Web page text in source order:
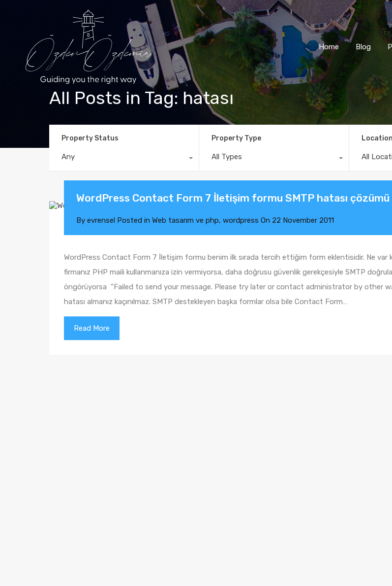
Home Blog
All Posts in Tag: hatası
Property Status
Any
Property Type
All Types
Location
All
WordPress Contact Form 7 İletişim formu SMTP hatası çözümü
By evrensel Posted in Web tasarım ve php, wordpress On 22 November 2011
WordPress Contact Form 7 İletişim formu benim ilk sırada tercih ettiğim form eklentisidir. Ne var
firmanız PHP maili kullanmanıza izin vermiyorsa, daha doğrusu güvenlik gerekçesiyle SMTP
öngörüyorsa “Failed to send your message. Please try later or contact administrator by other
hatası almanız kaçınılmaz. SMTP destekleyen başka formlar olsa bile Contact Form…
Read More